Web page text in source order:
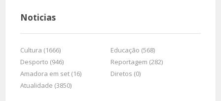
Noticias
Cultura (1666)
Educação (568)
Desporto (946)
Reportagem (282)
Amadora em set (16)
Diretos (0)
Atualidade (3850)